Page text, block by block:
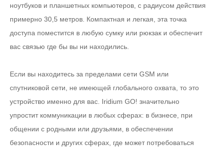
ноутбуков и планшетных компьютеров, с радиусом действия
примерно 30,5 метров. Компактная и легкая, эта точка
доступа поместится в любую сумку или рюкзак и обеспечит
вас связью где бы вы ни находились.
Если вы находитесь за пределами сети GSM или
спутниковой сети, не имеющей глобального охвата, то это
устройство именно для вас. Iridium GO! значительно
упростит коммуникации в любых сферах: в бизнесе, при
общении с родными или друзьями, в обеспечении
безопасности и других сферах, где может потребоваться